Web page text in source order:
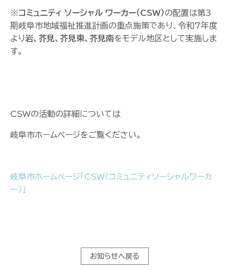
※コミュニティ ソーシャル ワーカー（CSW）の配置は第3
期岐阜市地域福祉推進計画の重点施策であり、令和7年度
より岩、芥見、芥見東、芥見南をモデル地区として実施しま
す。
CSWの活動の詳細については
岐阜市ホームページをご覧ください。
岐阜市ホームページ「CSW（コミュニティソーシャルワーカ
ー）」
お知らせへ戻る